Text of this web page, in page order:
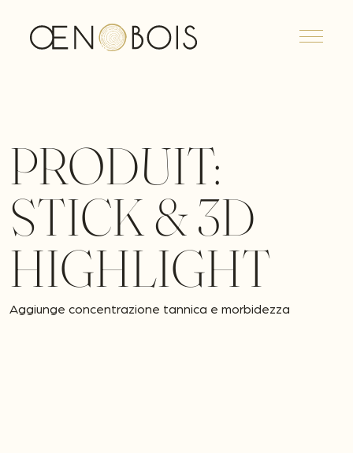
PRODUIT:
STICK & 3D
HIGHLIGHT
Aggiunge concentrazione tannica e morbidezza